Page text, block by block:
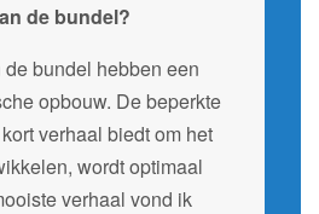
de bundel?
bundel hebben een
opbouw. De beperkte
verhaal biedt om het
wordt optimaal
verhaal vond ik